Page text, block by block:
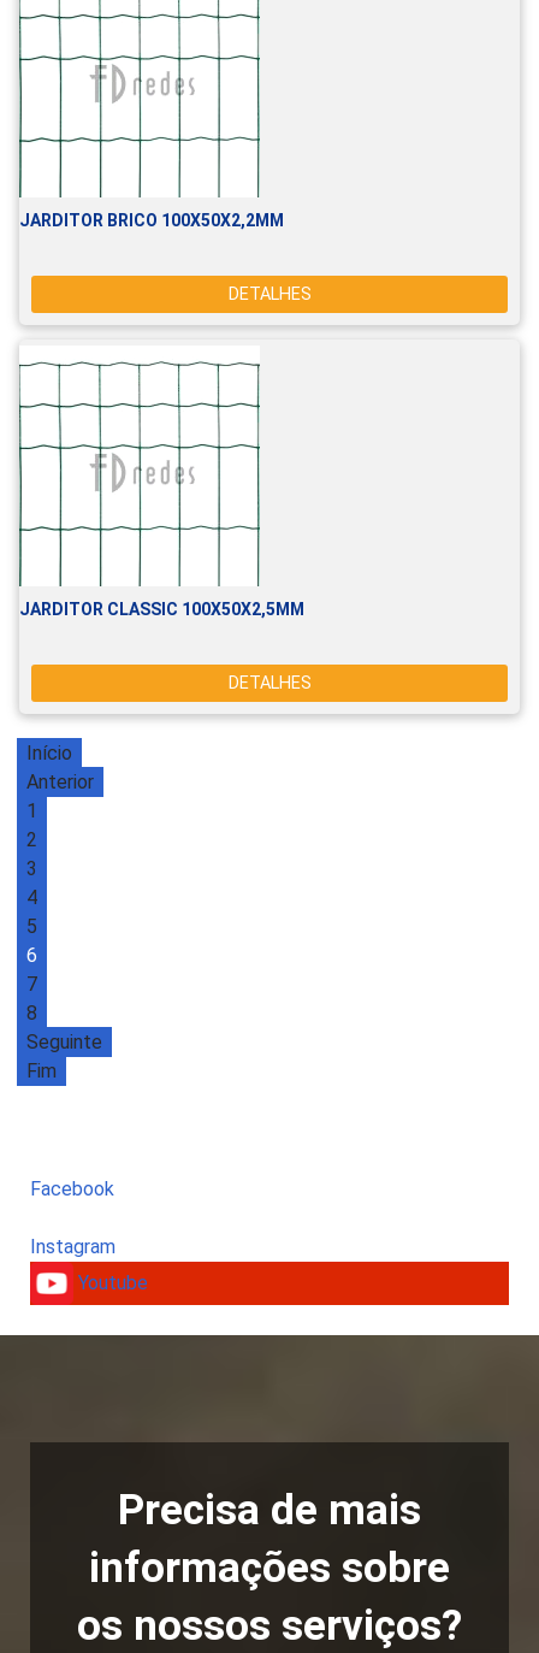
JARDITOR BRICO 100X50X2,2MM
DETALHES
JARDITOR CLASSIC 100X50X2,5MM
DETALHES
Início
Anterior
1
2
3
4
5
6
7
8
Seguinte
Fim
Facebook
Instagram
Youtube
Precisa de mais
informações sobre
os nossos serviços?